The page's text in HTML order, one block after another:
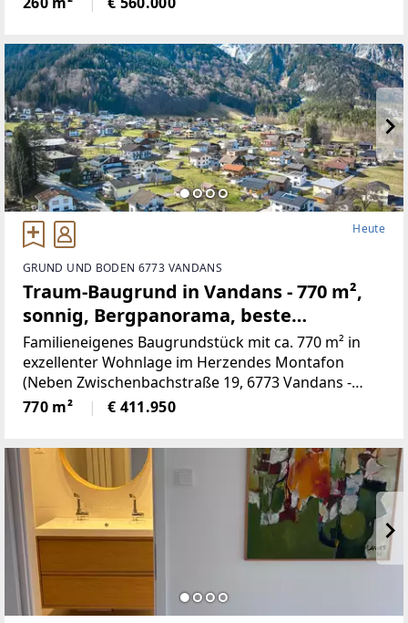
neu renovierten Kachelofen,
Heute
GRUND UND BODEN 6773 VANDANS
Traum-Baugrund in Vandans - 770 m²,
sonnig, Bergpanorama, beste
Infrastruktur! (Provisionsfrei)
Familieneigenes Baugrundstück mit ca. 770 m² in
exzellenter Wohnlage im Herzendes Montafon
(Neben Zwischenbachstraße 19, 6773 Vandans -
Grundstücksnummer129/2)Das Grundstück liegt in
Zone 5 - Wohngebiet und bietet
770 m² € 411.950